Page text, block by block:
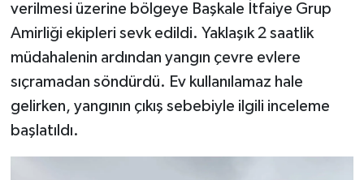
verilmesi üzerine bölgeye Başkale İtfaiye Grup
Amirliği ekipleri sevk edildi. Yaklaşık 2 saatlik
müdahalenin ardından yangın çevre evlere
sıçramadan söndürdü. Ev kullanılamaz hale
gelirken, yangının çıkış sebebiyle ilgili inceleme
başlatıldı.
SPOR
TEKNOLOJİ